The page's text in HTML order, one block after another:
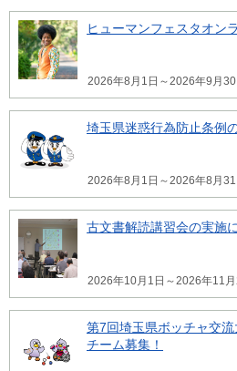
ヒューマンフェスタオン
2026年8月1日～2026年9月30
埼玉県迷惑行為防止条例
2026年8月1日～2026年8月31
古文書解読講習会の実施
2026年10月1日～2026年11月
第7回埼玉県ボッチャ交
チーム募集！